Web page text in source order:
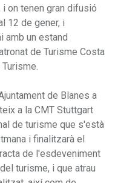
on tenen gran difusió
12 de gener, i
amb un estand
de Turisme Costa
de Blanes a
a la CMT Stuttgart
de turisme que s'està
i finalitzarà el
de l'esdeveniment
turisme, i que atrau